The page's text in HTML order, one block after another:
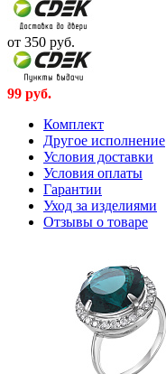
от 350 руб.
99 руб.
Комплект
Другое исполнение
Условия доставки
Условия оплаты
Гарантии
Уход за изделиями
Отзывы о товаре